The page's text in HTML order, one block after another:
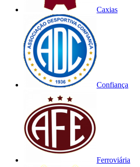
Caxias
Confiança
Ferroviária